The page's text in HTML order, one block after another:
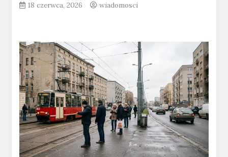
18 czerwca, 2026 wiadomosci